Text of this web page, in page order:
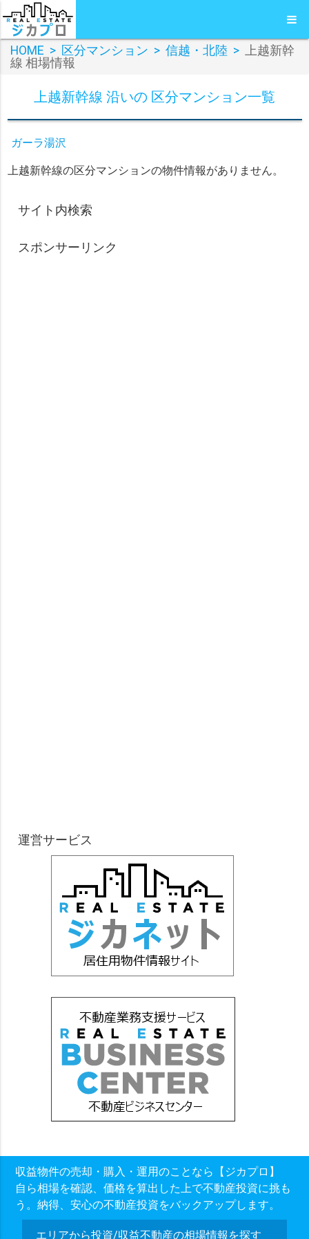
HOME > 区分マンション > 信越・北陸 > 上越新幹
線 相場情報
上越新幹線 沿いの 区分マンション一覧
ガーラ湯沢
上越新幹線の区分マンションの物件情報がありません。
サイト内検索
スポンサーリンク
運営サービス
収益物件の売却・購入・運用のことなら【ジカプロ】
自ら相場を確認、価格を算出した上で不動産投資に挑も
う。納得、安心の不動産投資をバックアップします。
エリアから投資/収益不動産の相場情報を探す